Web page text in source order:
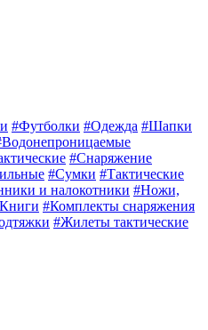
#Футболки #Одежда #Шапки
#Снаряжение
#Сумки #Тактические
и налокотники #Ножи,
#Комплекты снаряжения
#Жилеты тактические